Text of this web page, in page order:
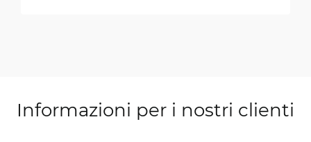
Informazioni per i nostri clienti